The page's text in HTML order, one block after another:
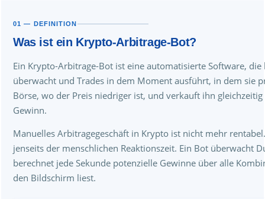
01 — DEFINITION
Was ist ein Krypto-Arbitrage-Bot?
Ein Krypto-Arbitrage-Bot ist eine automatisierte Software,
überwacht und Trades in dem Moment ausführt, in dem sie
Börse, wo der Preis niedriger ist, und verkauft ihn
Gewinn.
Manuelles Arbitragegeschäft in Krypto ist nicht mehr
jenseits der menschlichen Reaktionszeit. Ein Bot überwacht
berechnet jede Sekunde potenzielle Gewinne über alle
den Bildschirm liest.